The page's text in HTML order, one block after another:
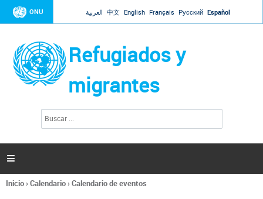
Jump to navigation
ONU العربية 中文 English Français Русский Español
Refugiados y
migrantes
l
s

Se
Inicio›Calendario›Calendario de eventos